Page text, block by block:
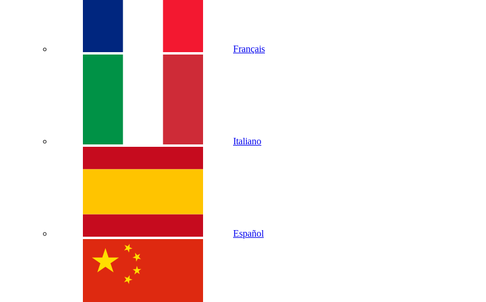
Français
Italiano
Español